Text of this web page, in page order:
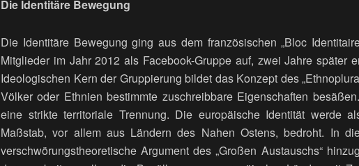
Die Identitäre Bewegung
Die Identitäre Bewegung ging aus dem französischen „Bloc
Mitglieder im Jahr 2012 als Facebook-Gruppe auf, zwei Jahre später
Ideologischen Kern der Gruppierung bildet das Konzept des
Völker oder Ethnien bestimmte zuschreibbare Eigenschaften
eine strikte territoriale Trennung. Die europäische Identität werde
Maßstab, vor allem aus Ländern des Nahen Ostens, bedroht. In
verschwörungstheoretische Argument des „Großen Austauschs“